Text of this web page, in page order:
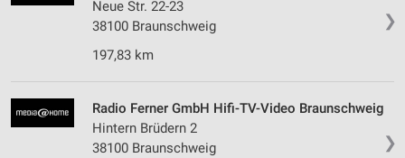
❯
Neue Str. 22-23
38100 Braunschweig
197,83 km
❯
Radio Ferner GmbH Hifi-TV-Video Braunschweig
Hintern Brüdern 2
38100 Braunschweig